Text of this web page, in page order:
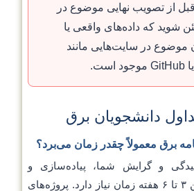
قبل از تصویب نهایی موضوع در
شوید که داده‌های واقعی یا
موضوع در سایت‌هایی مانند
دانشجویان برق
و گرایش شما، پیاده‌سازی و
شبیه‌سازی علمی بین ۳ تا ۶ هفته زمان نیاز دارد. پروژه‌های